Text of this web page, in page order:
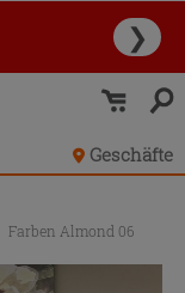
❯
Geschäfte
Farben Almond 06